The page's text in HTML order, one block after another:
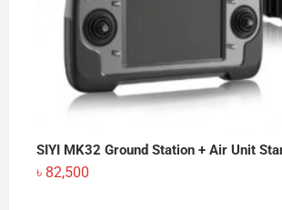
SIYI MK32 Ground Station + Air Unit
৳ 82,500